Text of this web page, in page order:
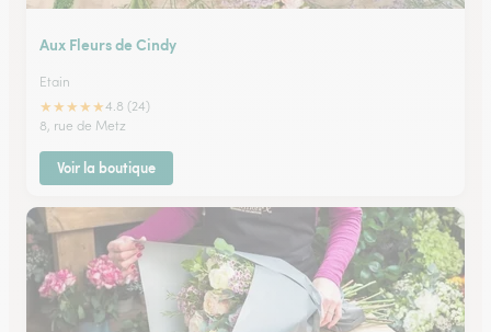
Aux Fleurs de Cindy
Etain
★★★★★4.8 (24)
8, rue de Metz
Voir la boutique